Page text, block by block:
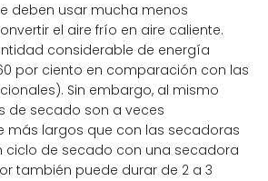
deben usar mucha menos
el aire frío en aire caliente.
considerable de energía
por ciento en comparación con las
Sin embargo, al mismo
de secado son a veces
más largos que con las secadoras
ciclo de secado con una secadora
también puede durar de 2 a 3